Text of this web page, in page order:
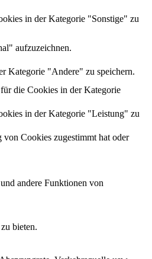
in der Kategorie "Sonstige" zu
aufzuzeichnen.
Kategorie "Andere" zu speichern.
die Cookies in der Kategorie
in der Kategorie "Leistung" zu
Cookies zugestimmt hat oder
andere Funktionen von
bieten.